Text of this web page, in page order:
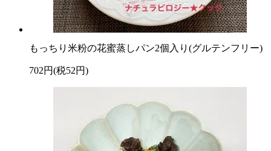
もっちり米粉の花蜜蒸しパン2個入り(グルテンフリー)
702円(税52円)